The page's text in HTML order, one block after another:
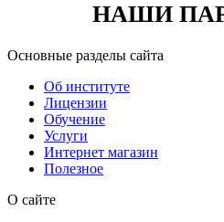
НАШИ
Основные разделы сайта
Об институте
Лицензии
Обучение
Услуги
Интернет магазин
Полезное
О сайте